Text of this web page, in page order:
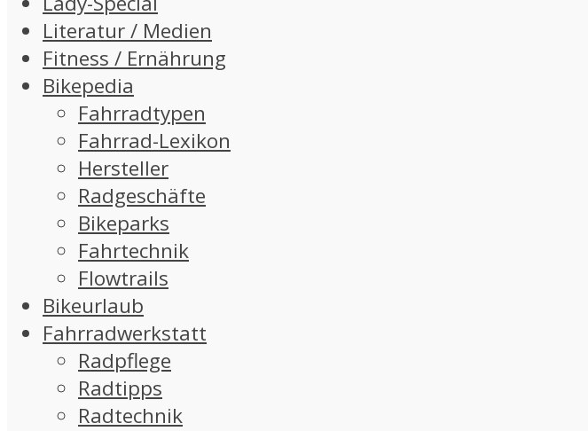
Literatur / Medien
Fitness / Ernährung
Bikepedia
Fahrradtypen
Fahrrad-Lexikon
Hersteller
Radgeschäfte
Bikeparks
Fahrtechnik
Flowtrails
Bikeurlaub
Fahrradwerkstatt
Radpflege
Radtipps
Radtechnik